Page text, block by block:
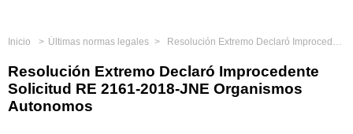
Inicio Últimas normas legales Resolución Extremo Declaró Improcedente Solicitud RE 2161-2018-JNE Organismos Autonomos
Resolución Extremo Declaró Improcedente
Solicitud RE 2161-2018-JNE Organismos
Autonomos